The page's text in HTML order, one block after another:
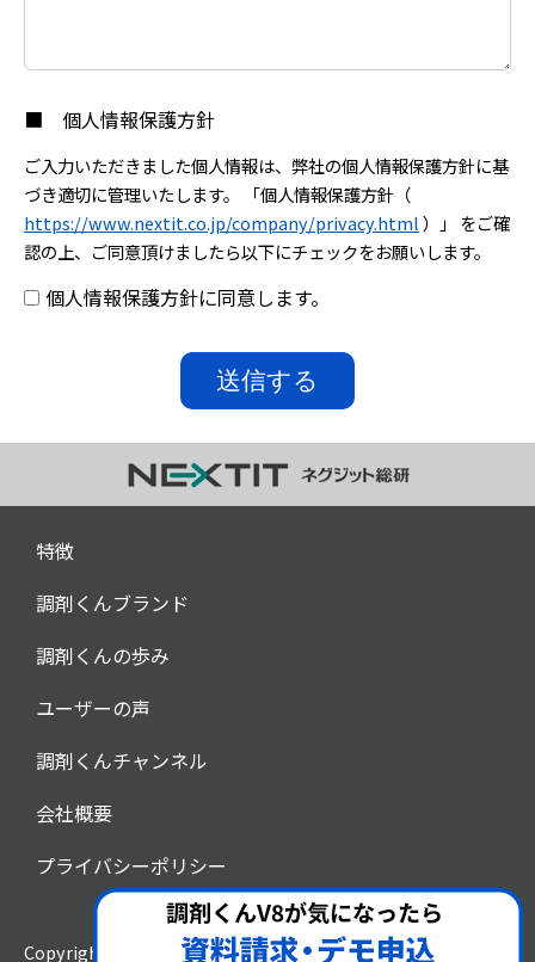
■ 個人情報保護方針
ご入力いただきました個人情報は、弊社の個人情報保護方針に基
づき適切に管理いたします。 「個人情報保護方針（
https://www.nextit.co.jp/company/privacy.html）」 をご確
認の上、ご同意頂けましたら以下にチェックをお願いします。
個人情報保護方針に同意します。
特徴
調剤くんブランド
調剤くんの歩み
ユーザーの声
調剤くんチャンネル
会社概要
プライバシーポリシー
Copyright © 2023 Nextit Research Institute,Inc.